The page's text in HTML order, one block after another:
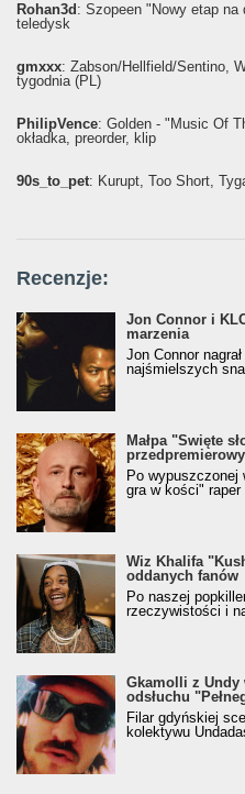
Rohan3d : Szopeen "Nowy etap na
teledysk
gmxxx: Żabson/Hellfield/Sentino,
tygodnia (PL)
PhilipVence: Golden - "Music Of
okładka, preorder, klip
90s_to_pet: Kurupt, Too Short,
Recenzje:
Jon Connor i
marzenia
Jon Connor
najśmielszych
Małpa "Święte
Po wypuszczonej
gra w kości" raper
Wiz Khalifa
oddanych fanów
Po naszej
rzeczywistości i
Gkamolli z Undy
odsłuchu
Filar gdyńskiej
kolektywu